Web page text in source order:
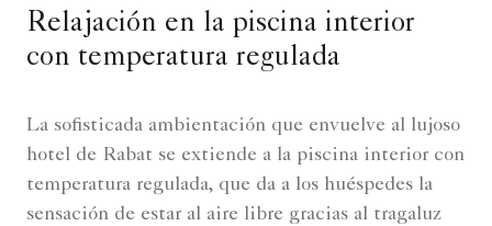
Relajación en la piscina interior
con temperatura regulada
La sofisticada ambientación que envuelve al lujoso
hotel de Rabat se extiende a la piscina interior con
temperatura regulada, que da a los huéspedes la
sensación de estar al aire libre gracias al tragaluz